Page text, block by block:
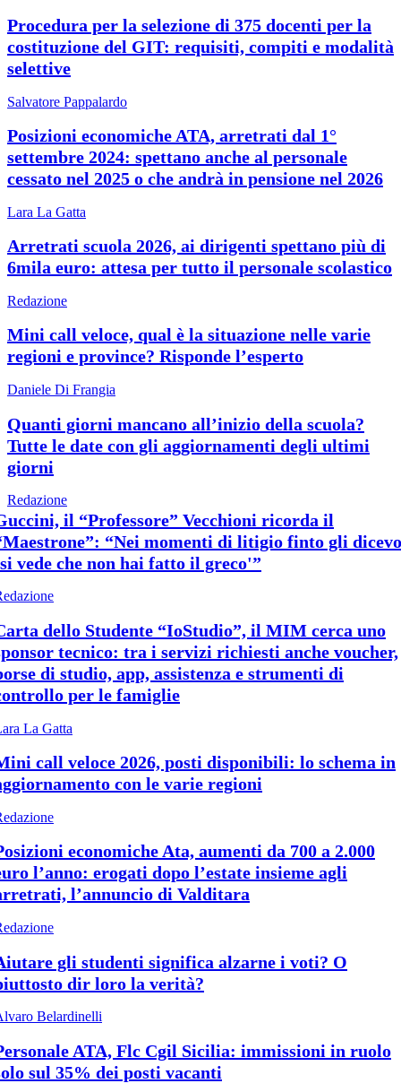
Procedura per la selezione di 375 docenti per la
costituzione del GIT: requisiti, compiti e modalità
selettive
Salvatore Pappalardo
Posizioni economiche ATA, arretrati dal 1°
settembre 2024: spettano anche al personale
cessato nel 2025 o che andrà in pensione nel 2026
Lara La Gatta
Arretrati scuola 2026, ai dirigenti spettano più di
6mila euro: attesa per tutto il personale scolastico
Redazione
Mini call veloce, qual è la situazione nelle varie
regioni e province? Risponde l’esperto
Daniele Di Frangia
Quanti giorni mancano all’inizio della scuola?
Tutte le date con gli aggiornamenti degli ultimi
giorni
Redazione
il “Professore” Vecchioni ricorda il
“Nei momenti di litigio finto gli dicevo
vede che non hai fatto il greco'”
dello Studente “IoStudio”, il MIM cerca uno
tecnico: tra i servizi richiesti anche voucher,
di studio, app, assistenza e strumenti di
per le famiglie
La Gatta
call veloce 2026, posti disponibili: lo schema in
con le varie regioni
economiche Ata, aumenti da 700 a 2.000
l’anno: erogati dopo l’estate insieme agli
l’annuncio di Valditara
gli studenti significa alzarne i voti? O
dir loro la verità?
Belardinelli
ATA, Flc Cgil Sicilia: immissioni in ruolo
sul 35% dei posti vacanti